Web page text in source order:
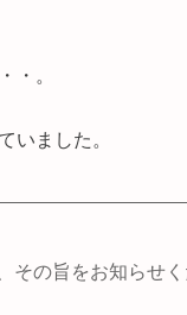
・。
いました。
その旨をお知らせ